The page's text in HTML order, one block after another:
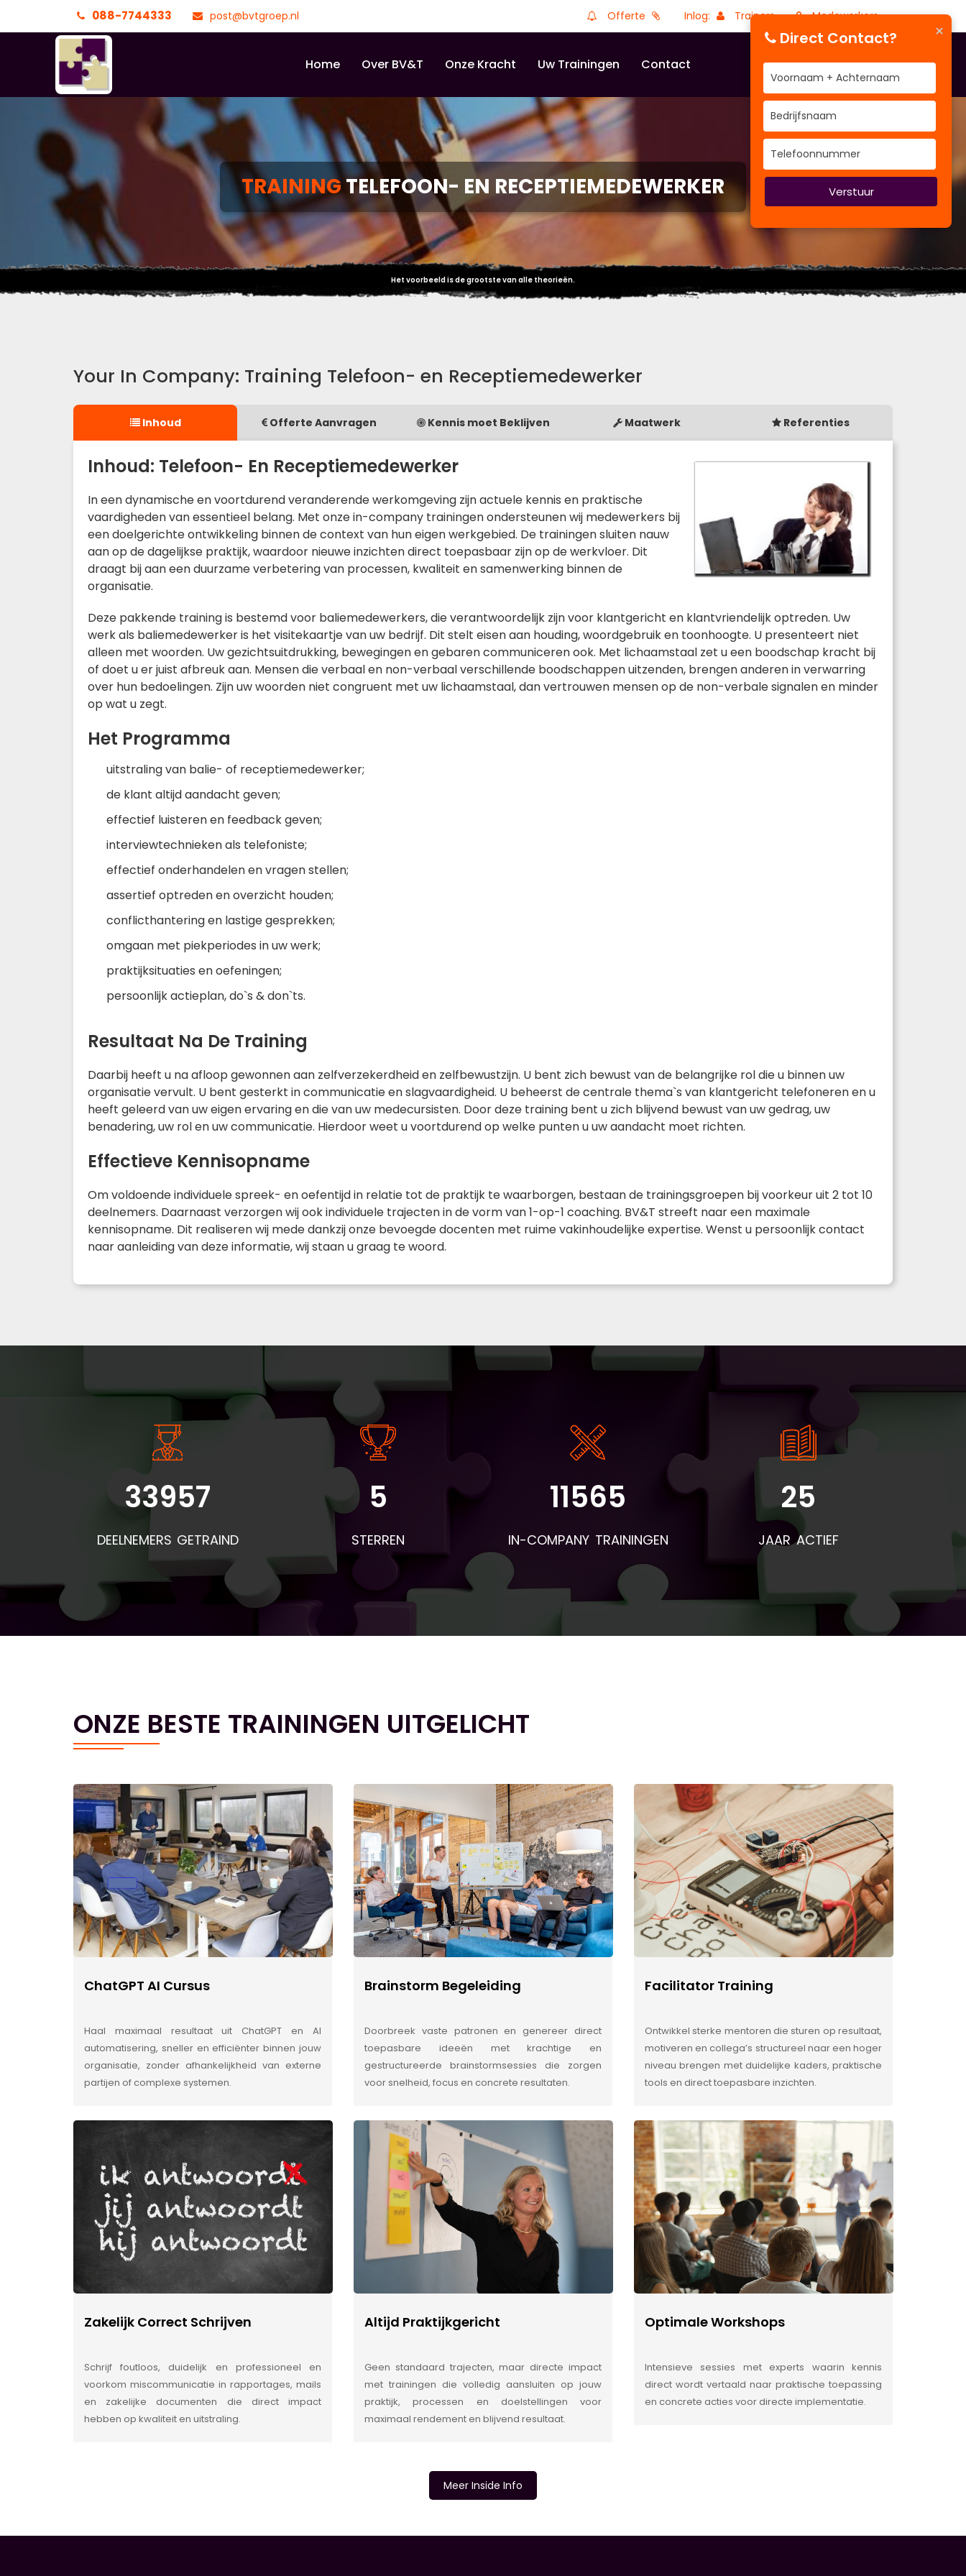
088-7744333 post@bvtgroep.nl Offerte Inlog: Trainers Medewerkers
Home Over BV&T Onze Kracht Uw Trainingen Contact
TRAININGTELEFOON- EN RECEPTIEMEDEWERKER
Het voorbeeld is de grootste van alle theorieën.
Your In Company: Training Telefoon- en Receptiemedewerker
Inhoud Offerte Aanvragen Kennis moet Beklijven Maatwerk Referenties
Inhoud: Telefoon- En Receptiemedewerker
In een dynamische en voortdurend veranderende werkomgeving zijn actuele kennis en praktische
vaardigheden van essentieel belang. Met onze in-company trainingen ondersteunen wij medewerkers bij
een doelgerichte ontwikkeling binnen de context van hun eigen werkgebied. De trainingen sluiten nauw
aan op de dagelijkse praktijk, waardoor nieuwe inzichten direct toepasbaar zijn op de werkvloer. Dit
draagt bij aan een duurzame verbetering van processen, kwaliteit en samenwerking binnen de
organisatie.
Deze pakkende training is bestemd voor baliemedewerkers, die verantwoordelijk zijn voor klantgericht en klantvriendelijk optreden. Uw
werk als baliemedewerker is het visitekaartje van uw bedrijf. Dit stelt eisen aan houding, woordgebruik en toonhoogte. U presenteert niet
alleen met woorden. Uw gezichtsuitdrukking, bewegingen en gebaren communiceren ook. Met lichaamstaal zet u een boodschap kracht bij
of doet u er juist afbreuk aan. Mensen die verbaal en non-verbaal verschillende boodschappen uitzenden, brengen anderen in verwarring
over hun bedoelingen. Zijn uw woorden niet congruent met uw lichaamstaal, dan vertrouwen mensen op de non-verbale signalen en minder
op wat u zegt.
Het Programma
uitstraling van balie- of receptiemedewerker;
de klant altijd aandacht geven;
effectief luisteren en feedback geven;
interviewtechnieken als telefoniste;
effectief onderhandelen en vragen stellen;
assertief optreden en overzicht houden;
conflicthantering en lastige gesprekken;
omgaan met piekperiodes in uw werk;
praktijksituaties en oefeningen;
persoonlijk actieplan, do`s & don`ts.
Resultaat Na De Training
Daarbij heeft u na afloop gewonnen aan zelfverzekerdheid en zelfbewustzijn. U bent zich bewust van de belangrijke rol die u binnen uw
organisatie vervult. U bent gesterkt in communicatie en slagvaardigheid. U beheerst de centrale thema`s van klantgericht telefoneren en u
heeft geleerd van uw eigen ervaring en die van uw medecursisten. Door deze training bent u zich blijvend bewust van uw gedrag, uw
benadering, uw rol en uw communicatie. Hierdoor weet u voortdurend op welke punten u uw aandacht moet richten.
Effectieve Kennisopname
Om voldoende individuele spreek- en oefentijd in relatie tot de praktijk te waarborgen, bestaan de trainingsgroepen bij voorkeur uit 2 tot 10
deelnemers. Daarnaast verzorgen wij ook individuele trajecten in de vorm van 1-op-1 coaching. BV&T streeft naar een maximale
kennisopname. Dit realiseren wij mede dankzij onze bevoegde docenten met ruime vakinhoudelijke expertise. Wenst u persoonlijk contact
naar aanleiding van deze informatie, wij staan u graag te woord.
33957
DEELNEMERS GETRAIND
5
STERREN
11565
IN-COMPANY TRAININGEN
25
JAAR ACTIEF
ONZE BESTE TRAININGEN UITGELICHT
ChatGPT AI Cursus
Haal maximaal resultaat uit ChatGPT en AI
automatisering, sneller en efficiënter binnen jouw
organisatie, zonder afhankelijkheid van externe
partijen of complexe systemen.
Brainstorm Begeleiding
Doorbreek vaste patronen en genereer direct
toepasbare ideeën met krachtige en
gestructureerde brainstormsessies die zorgen
voor snelheid, focus en concrete resultaten.
Facilitator Training
Ontwikkel sterke mentoren die sturen op resultaat,
motiveren en collega’s structureel naar een hoger
niveau brengen met duidelijke kaders, praktische
tools en direct toepasbare inzichten.
Zakelijk Correct Schrijven
Schrijf foutloos, duidelijk en professioneel en
voorkom miscommunicatie in rapportages, mails
en zakelijke documenten die direct impact
hebben op kwaliteit en uitstraling.
Altijd Praktijkgericht
Geen standaard trajecten, maar directe impact
met trainingen die volledig aansluiten op jouw
praktijk, processen en doelstellingen voor
maximaal rendement en blijvend resultaat.
Optimale Workshops
Intensieve sessies met experts waarin kennis
direct wordt vertaald naar praktische toepassing
en concrete acties voor directe implementatie.
Meer Inside Info
×
Direct Contact?
Verstuur